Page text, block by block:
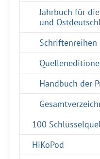
Jahrbuch für
und
Schriftenreihen
Handbuch der
100
HiKoPod